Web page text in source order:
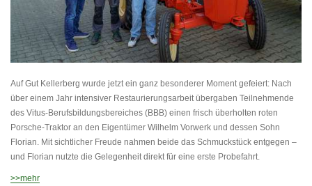
Auf Gut Kellerberg wurde jetzt ein ganz besonderer Moment gefeiert: Nach
über einem Jahr intensiver Restaurierungsarbeit übergaben Teilnehmende
des Vitus-Berufsbildungsbereiches (BBB) einen frisch überholten roten
Porsche-Traktor an den Eigentümer Wilhelm Vorwerk und dessen Sohn
Florian. Mit sichtlicher Freude nahmen beide das Schmuckstück entgegen –
und Florian nutzte die Gelegenheit direkt für eine erste Probefahrt.
>>mehr